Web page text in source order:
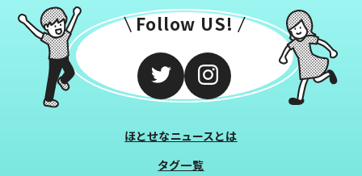
Follow US!
ほとせなニュースとは
タグ一覧